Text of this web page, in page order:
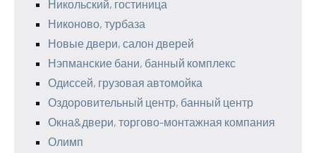
Никольский, гостиница
Никоново, турбаза
Новые двери, салон дверей
Нэпманские бани, банный комплекс
Одиссей, грузовая автомойка
Оздоровительный центр, банный центр
Окна&двери, торгово-монтажная компания
Олимп